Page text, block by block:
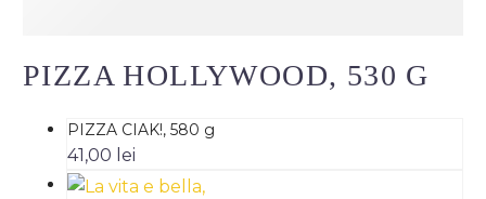
PIZZA HOLLYWOOD, 530 G
PIZZA CIAK!, 580 g
41,00 lei